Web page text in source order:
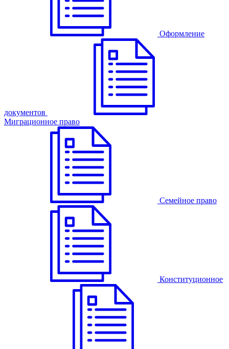
Оформление
документов
Миграционное право
Семейное право
Конституционное